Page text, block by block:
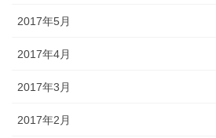
2017年5月
2017年4月
2017年3月
2017年2月